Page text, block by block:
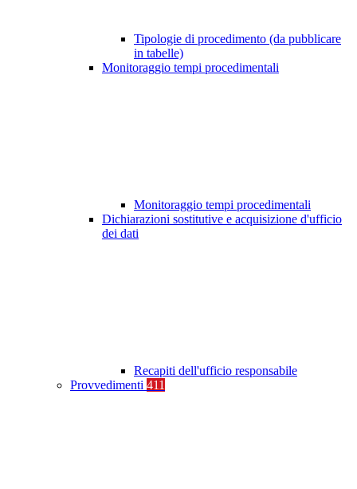
Tipologie di procedimento (da pubblicare
in tabelle)
Monitoraggio tempi procedimentali
Monitoraggio tempi procedimentali
Dichiarazioni sostitutive e acquisizione d'ufficio
dei dati
Recapiti dell'ufficio responsabile
Provvedimenti 411